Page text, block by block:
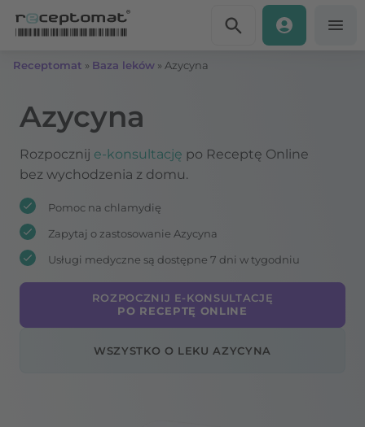
Receptomat » Baza leków » Azycyna
Azycyna
Rozpocznij e-konsultację po Receptę Online
bez wychodzenia z domu.
Pomoc na chlamydię
Zapytaj o zastosowanie Azycyna
Usługi medyczne są dostępne 7 dni w tygodniu
ROZPOCZNIJ E-KONSULTACJĘ
PO RECEPTĘ ONLINE
WSZYSTKO O LEKU AZYCYNA